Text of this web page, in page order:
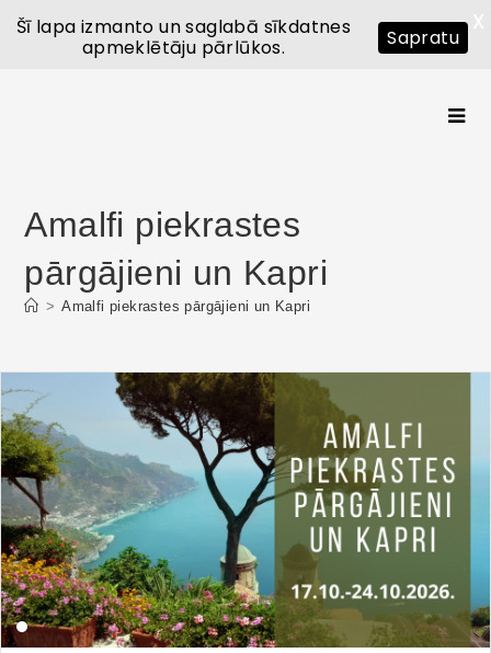
Amalfi piekrastes
pārgājieni un Kapri
> Amalfi piekrastes pārgājieni un Kapri
Šī lapa izmanto un saglabā sīkdatnes
apmeklētāju pārlūkos.
Sapratu